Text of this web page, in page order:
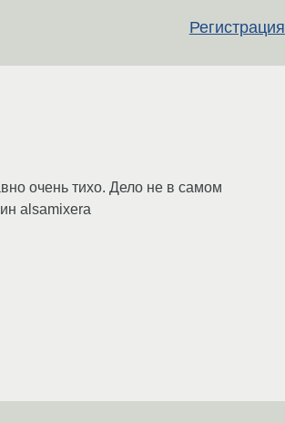
Регистрация
очень тихо. Дело не в самом
alsamixera